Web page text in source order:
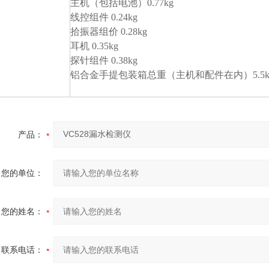
主机（包括电池）0.77kg
线控组件 0.24kg
拾振器组价 0.28kg
耳机 0.35kg
探针组件 0.38kg
铝合金手提包装箱总重（主机和配件在内）
产品：
您的单位：
您的姓名：
联系电话：